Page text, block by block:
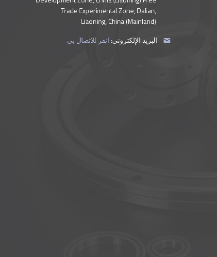
Trade Experimental Zone, Dalian,
Liaoning, China (Mainland)
البريد الإلكتروني: انقر للاتصال بي